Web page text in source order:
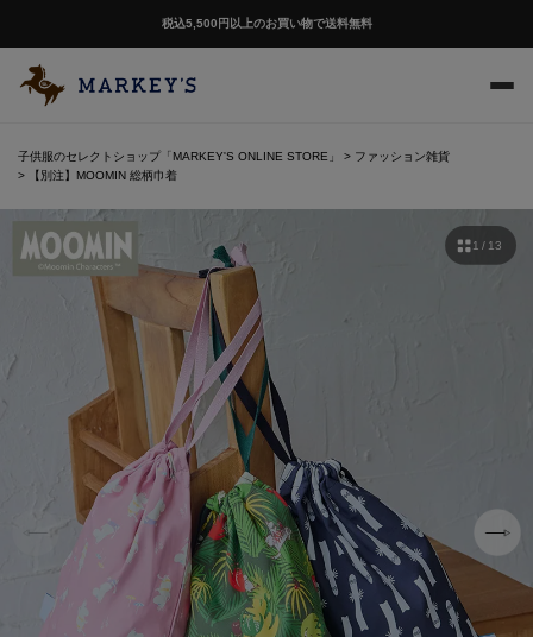
税込5,500円以上のお買い物で送料無料
子供服のセレクトショップ「MARKEY'S ONLINE STORE」
ファッション雑貨
【別注】MOOMIN 総柄巾着
1 / 13